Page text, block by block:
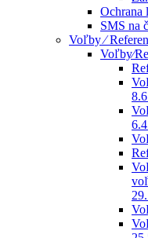
Ochrana
SMS na
Voľby ⁄